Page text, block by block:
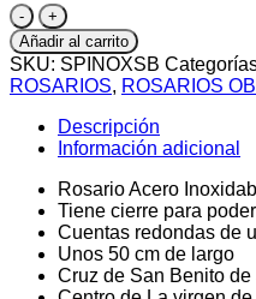
Rosario
Acero
Inoxidable
cantidad
Añadir al carrito
SKU: SPINOXSB
ROSARIOS, ROSARIOS
Descripción
Información adicional
Rosario Acero
Tiene cierre para
Cuentas redondas de
Unos 50 cm de largo
Cruz de San Benito